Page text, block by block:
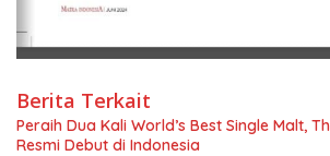
Berita Terkait
Peraih Dua Kali World’s Best Single Malt,
Resmi Debut di Indonesia